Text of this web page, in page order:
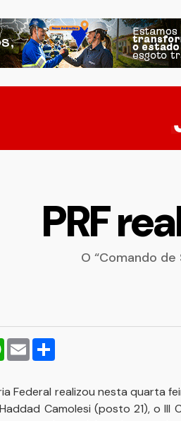
PRF
O “Comando
WhatsApp
Email
Federal realizou nesta quarta
Camolesi (posto 21), o III